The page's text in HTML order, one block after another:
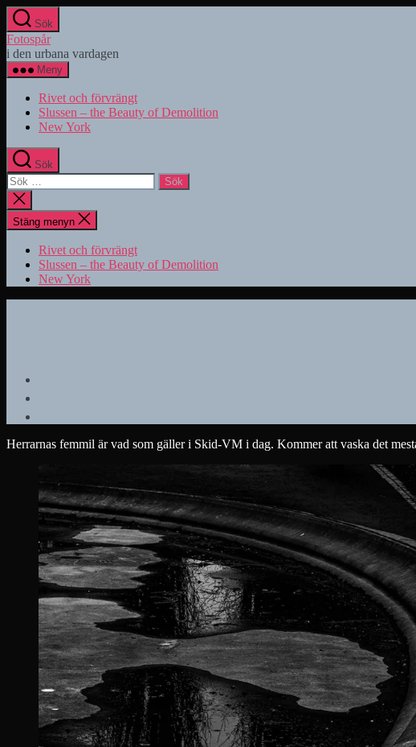
Hoppa
till
innehåll
Sök
Fotospår
i den urbana vardagen
Meny
Rivet och förvrängt
Slussen – the Beauty of Demolition
New York
Sök
Sök
efter:
Stäng
sökningen
Stäng menyn
Rivet och förvrängt
Slussen – the Beauty of Demolition
New York
Herrarnas femmil är vad som gäller i Skid-VM i dag. Kommer att vaska det